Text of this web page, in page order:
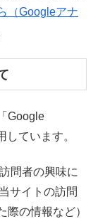
（Googleアナ
Google
ています。
問者の興味に
サイトの訪問
の情報など）